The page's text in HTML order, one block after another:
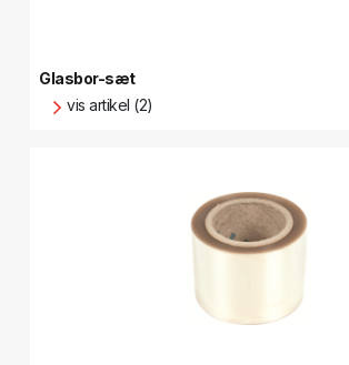
Glasbor-sæt
vis artikel (2)